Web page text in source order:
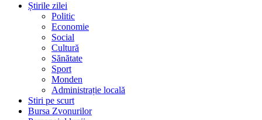
Știrile zilei
Politic
Economie
Social
Cultură
Sănătate
Sport
Monden
Administrație locală
Stiri pe scurt
Bursa Zvonurilor